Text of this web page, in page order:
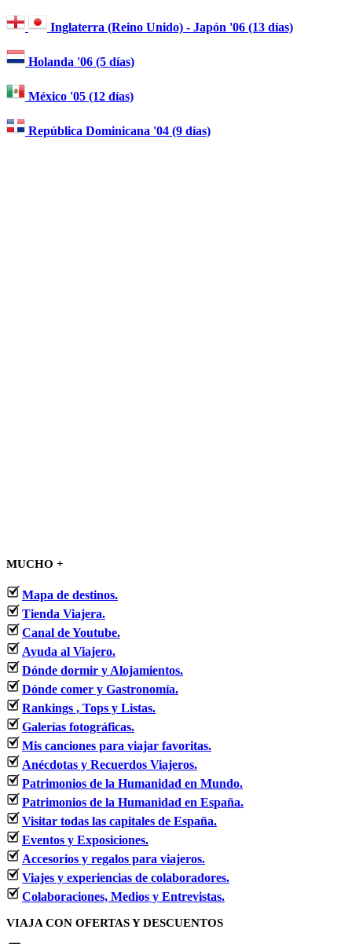
Inglaterra (Reino Unido) - Japón '06 (13 días)
Holanda '06 (5 días)
México '05 (12 días)
República Dominicana '04 (9 días)
MUCHO +
Mapa de destinos.
Tienda Viajera.
Canal de Youtube.
Ayuda al Viajero.
Dónde dormir y Alojamientos.
Dónde comer y Gastronomía.
Rankings , Tops y Listas.
Galerías fotográficas.
Mis canciones para viajar favoritas.
Anécdotas y Recuerdos Viajeros.
Patrimonios de la Humanidad en Mundo.
Patrimonios de la Humanidad en España.
Visitar todas las capitales de España.
Eventos y Exposiciones.
Accesorios y regalos para viajeros.
Viajes y experiencias de colaboradores.
Colaboraciones, Medios y Entrevistas.
VIAJA CON OFERTAS Y DESCUENTOS